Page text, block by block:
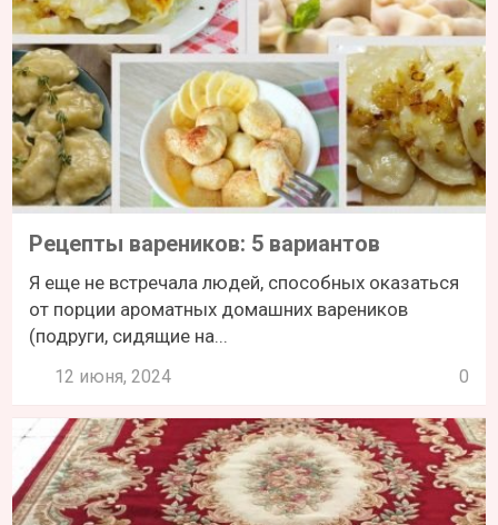
Рецепты вареников: 5 вариантов
Я еще не встречала людей, способных оказаться
от порции ароматных домашних вареников
(подруги, сидящие на...
12 июня, 2024 0